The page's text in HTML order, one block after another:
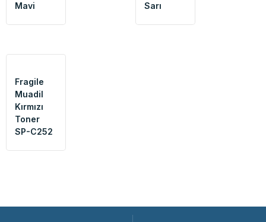
Mavi
Sarı
Fragile
Muadil
Kırmızı
Toner
SP-C252